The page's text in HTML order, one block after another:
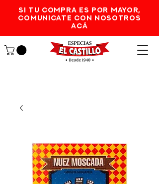
SI TU COMPRA ES POR MAYOR,
comunicate con nosotros
acá